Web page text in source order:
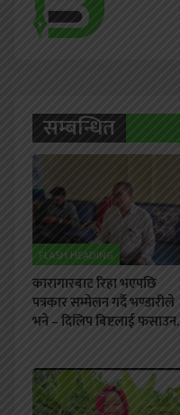
सम्बन्धित
FLASH HEADING
कारागारबाट रिहा भएपछि
पत्रकार सम्मेलन गर्दै भण्डारीले
भने – दिलिप बिष्टलाई